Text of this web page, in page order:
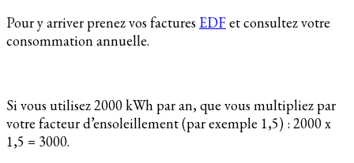
Pour y arriver prenez vos factures EDFet consultez votre
consommation annuelle.
Si vous utilisez 2000 kWh par an, que vous multipliez par
votre facteur d’ensoleillement (par exemple 1,5) : 2000 x
1,5 = 3000.